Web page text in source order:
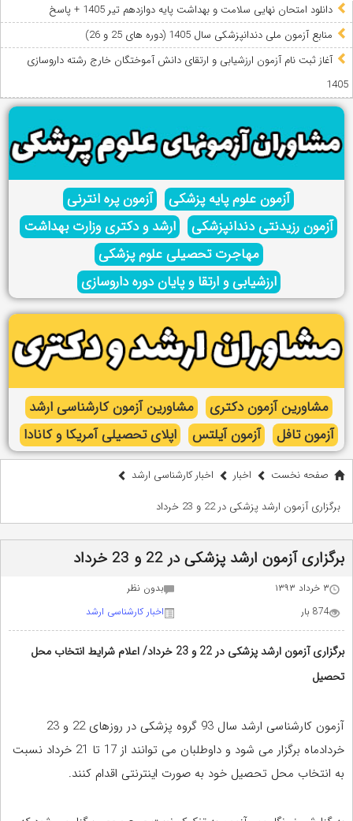
دانلود امتحان نهایی سلامت و بهداشت پایه دوازدهم تیر 1405 + پاسخ
ﻣﻨﺎﺑﻊ آزﻣﻮن ﻣﻠﯽ دندانپزشکی سال 1405 (دوره های 25 و 26)
آغاز ثبت نام آزمون‌ ارزشیابی و ارتقای دانش آموختگان خارج رشته داروسازی
1405
آزمون علوم پایه پزشکی
آزمون پره انترنی
آزمون رزیدنتی دندانپزشکی
ارشد و دکتری وزارت بهداشت
مهاجرت تحصیلی علوم پزشکی
ارزشیابی و ارتقا و پایان دوره داروسازی
مشاورین آزمون دکتری
مشاورین آزمون کارشناسی ارشد
آزمون تافل
آزمون آیلتس اپلای تحصیلی آمریکا و کانادا
صفحه نخست اخبار
اخبار کارشناسی ارشد
برگزاری آزمون ارشد پزشکی در 22 و 23 خرداد
برگزاری آزمون ارشد پزشکی در 22 و 23 خرداد
۳ خرداد ۱۳۹۳
بدون نظر
874 بار
اخبار کارشناسی ارشد
برگزاری آزمون ارشد پزشکی در 22 و 23 خرداد/ اعلام شرایط انتخاب محل
تحصیل
آزمون کارشناسی ارشد سال 93 گروه پزشکی در روزهای 22 و 23
خردادماه برگزار می شود و داوطلبان می توانند از 17 تا 21 خرداد نسبت
به انتخاب محل تحصیل خود به صورت اینترنتی اقدام کنند.